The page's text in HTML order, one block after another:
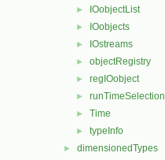
► IOobjectList
► IOobjects
► IOstreams
► objectRegistry
► regIOobject
► runTimeSelection
► Time
► typeInfo
► dimensionedTypes